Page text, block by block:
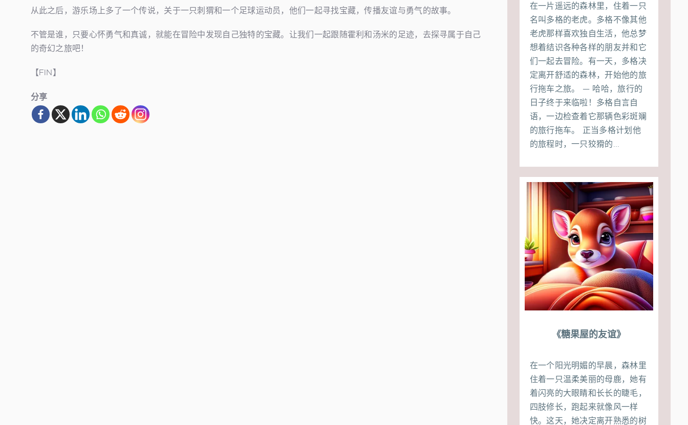
从此之后，游乐场上多了一个传说，关于一只刺猬和一个足球运动员，他们一起寻找宝藏，传播友谊与勇气的故事。
不管是谁，只要心怀勇气和真诚，就能在冒险中发现自己独特的宝藏。让我们一起跟随霍利和汤米的足迹，去探寻属于自己
的奇幻之旅吧！
【FIN】
分享
在一片遥远的森林里，住着一只
名叫多格的老虎。多格不像其他
老虎那样喜欢独自生活，他总梦
想着结识各种各样的朋友并和它
们一起去冒险。有一天，多格决
定离开舒适的森林，开始他的旅
行拖车之旅。 — 哈哈，旅行的
日子终于来临啦！多格自言自
语，一边检查着它那辆色彩斑斓
的旅行拖车。 正当多格计划他
的旅程时，一只狡猾的...
《糖果屋的友谊》
在一个阳光明媚的早晨，森林里
住着一只温柔美丽的母鹿，她有
着闪亮的大眼睛和长长的睫毛，
四肢修长，跑起来就像风一样
快。这天，她决定离开熟悉的树